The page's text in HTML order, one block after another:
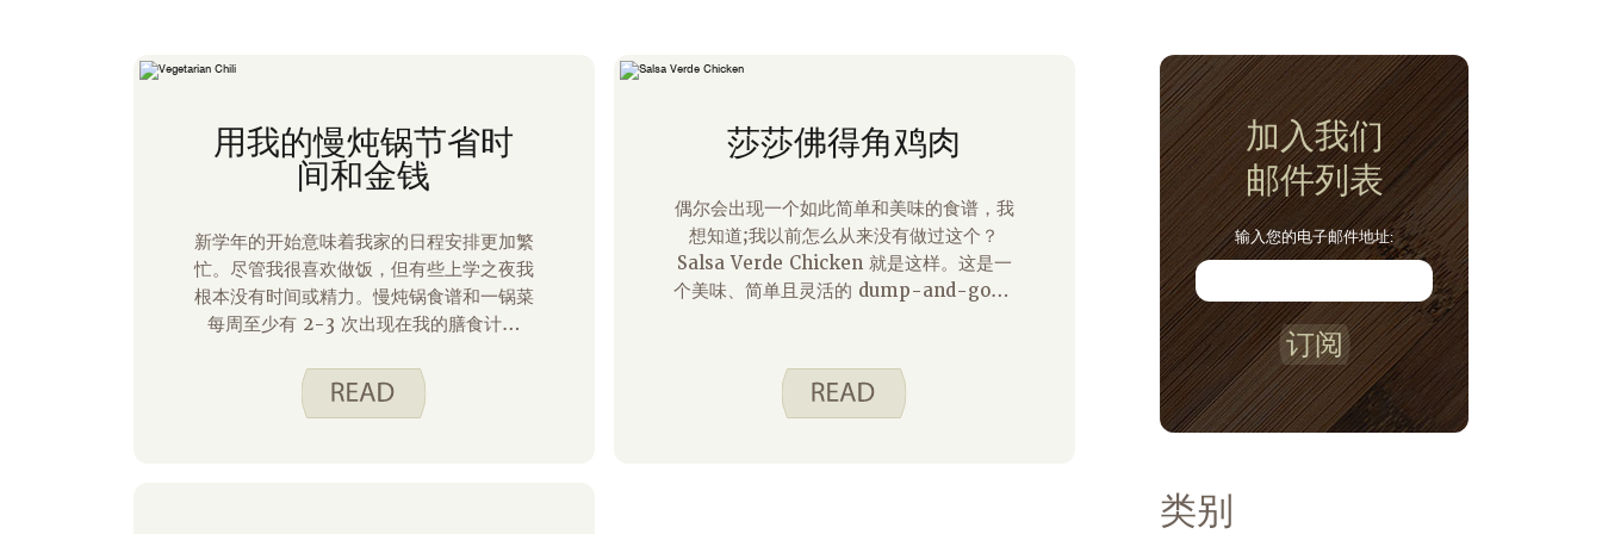
用我的慢炖锅节省时
间和金钱
新学年的开始意味着我家的日程安排更加繁
忙。尽管我很喜欢做饭，但有些上学之夜我
根本没有时间或精力。慢炖锅食谱和一锅菜
每周至少有 2-3 次出现在我的膳食计划
是胜利！
莎莎佛得角鸡肉
偶尔会出现一个如此简单和美味的食谱，我
想知道;我以前怎么从来没有做过这个？
Salsa Verde Chicken 就是这样。这是一
个美味、简单且灵活的 dump-and-go 慢
饼、油炸玉米饼、玉米片，甚至可以作为沙
拉的配料。我最喜欢的吃法是作为墨西哥卷
加入我们
邮件列表
输入您的电子邮件地址:
订阅
类别